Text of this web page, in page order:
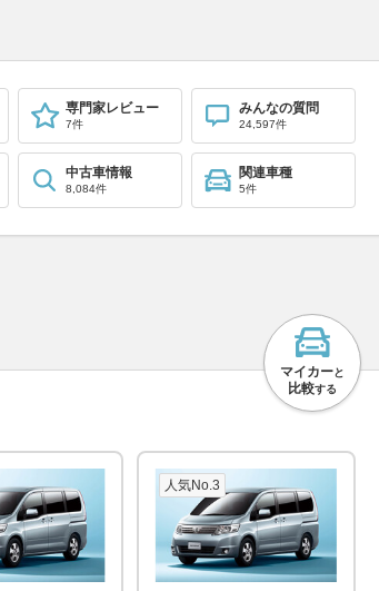
専門家レビュー
7件
みんなの質問
24,597件
中古車情報
8,084件
関連車種
5件
マイカーと
比較する
人気No.3